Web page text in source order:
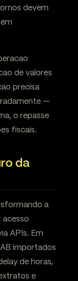
devem
de valores
precisa
—
o repasse
fiscais.
da
a
acesso
APIs. Em
importados
de horas,
e